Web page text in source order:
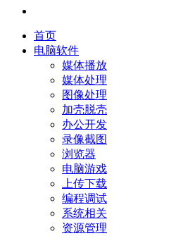
首页
电脑软件
媒体播放
媒体处理
图像处理
加壳脱壳
办公开发
录像截图
浏览器
电脑游戏
上传下载
编程调试
系统相关
资源管理